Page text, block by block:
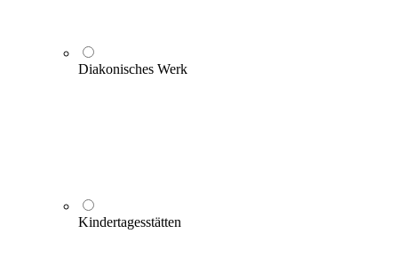
Diakonisches Werk
Kindertagesstätten